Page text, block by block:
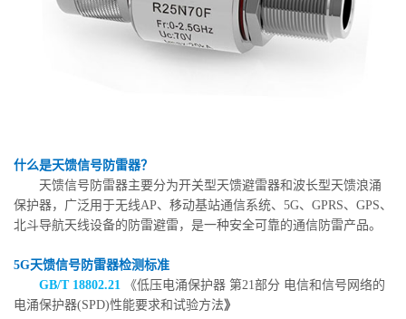
什么是天馈信号防雷器？
天馈信号防雷器主要分为开关型天馈避雷器和波长型天馈浪涌
保护器，广泛用于无线AP、移动基站通信系统、5G、GPRS、GPS、
北斗导航天线设备的防雷避雷，是一种安全可靠的通信防雷产品。
5G天馈信号防雷器检测标准
GB/T 18802.21 《低压电涌保护器 第21部分 电信和信号网络的
电涌保护器(SPD)性能要求和试验方法》